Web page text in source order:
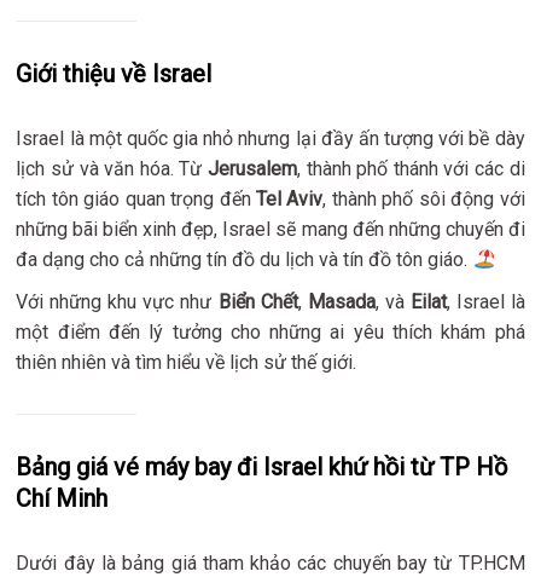
Giới thiệu về Israel
Israel là một quốc gia nhỏ nhưng lại đầy ấn tượng với bề dày
lịch sử và văn hóa. Từ Jerusalem, thành phố thánh với các di
tích tôn giáo quan trọng đến Tel Aviv, thành phố sôi động với
những bãi biển xinh đẹp, Israel sẽ mang đến những chuyến đi
đa dạng cho cả những tín đồ du lịch và tín đồ tôn giáo.
Với những khu vực như Biển Chết, Masada, và Eilat, Israel là
một điểm đến lý tưởng cho những ai yêu thích khám phá
thiên nhiên và tìm hiểu về lịch sử thế giới.
Bảng giá vé máy bay đi Israel khứ hồi từ TP Hồ
Chí Minh
Dưới đây là bảng giá tham khảo các chuyến bay từ TP.HCM